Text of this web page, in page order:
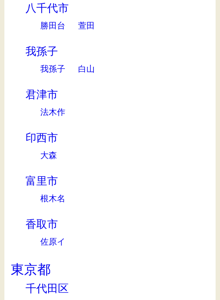
八千代市
勝田台 萱田
我孫子
我孫子 白山
君津市
法木作
印西市
大森
富里市
根木名
香取市
佐原イ
東京都
千代田区